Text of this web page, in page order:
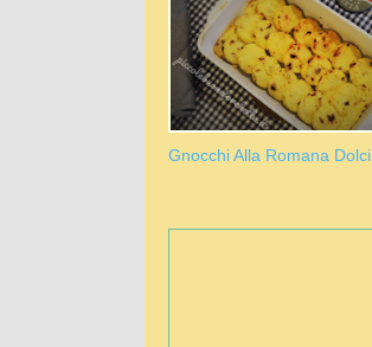
Gnocchi Alla Romana Dolci